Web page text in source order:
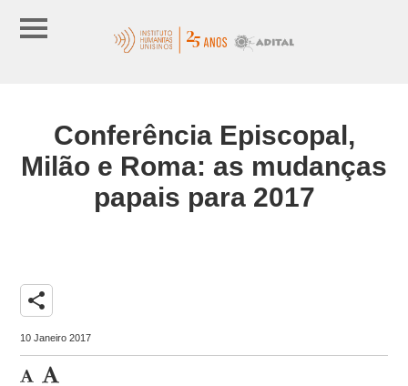
Conferência Episcopal,
Milão e Roma: as mudanças
papais para 2017
share
10 Janeiro 2017